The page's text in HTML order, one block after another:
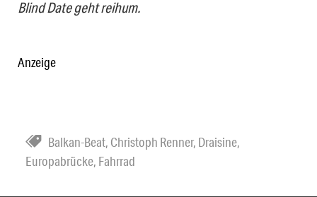
Blind Date geht reihum.
Anzeige
Balkan-Beat, Christoph Renner, Draisine,
Europabrücke, Fahrrad